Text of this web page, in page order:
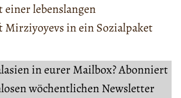
lebenslangen
Mirziyoyevs in ein Sozialpaket
in eurer Mailbox? Abonniert
wöchentlichen Newsletter